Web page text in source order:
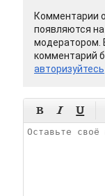
Комментарии
появляются
модератором.
комментарий
авторизуйтесь
  